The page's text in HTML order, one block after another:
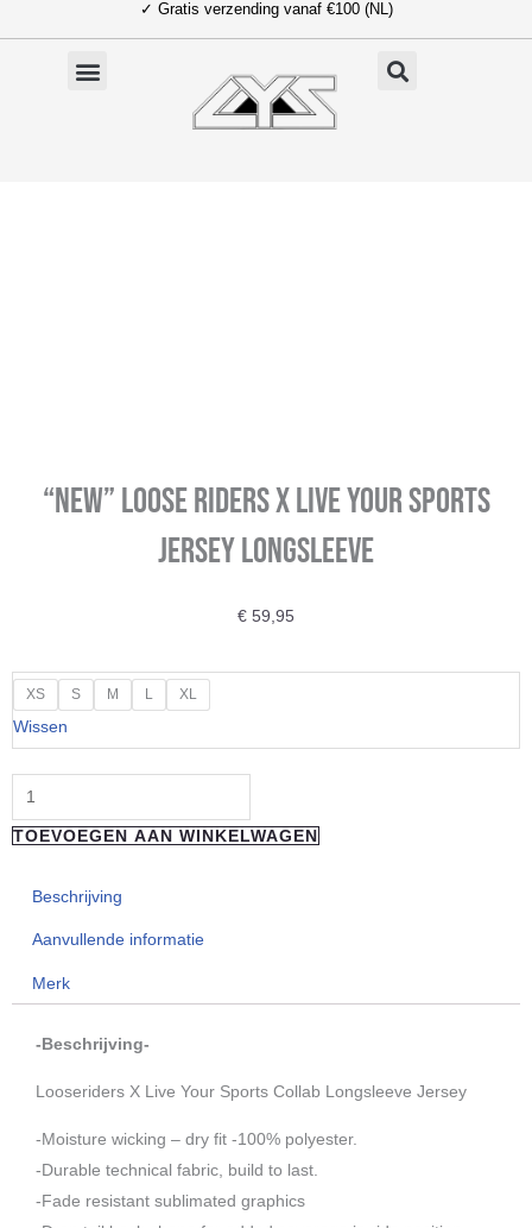
naar
✓ Gratis verzending vanaf €100 (NL)
“NEW” LOOSE RIDERS X LIVE YOUR SPORTS
Jersey Longsleeve
€ 59,95
XS S M L XL
Wissen
"NEW"
LOOSE
RIDERS
X
YOUR
Jersey
Longsleeve
TOEVOEGEN AAN WINKELWAGEN
Beschrijving
Aanvullende informatie
Merk
-Beschrijving-
Looseriders X Live Your Sports Collab Longsleeve Jersey
-Moisture wicking – dry fit -100% polyester.
-Durable technical fabric, build to last.
-Fade resistant sublimated graphics